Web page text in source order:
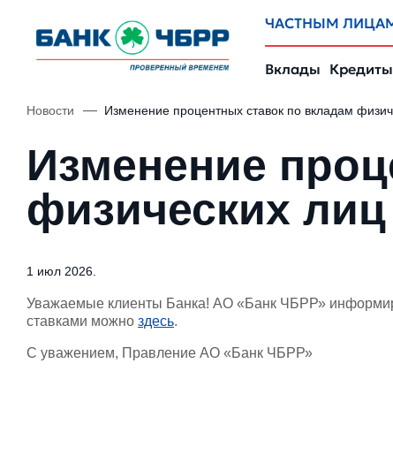
ЧАСТНЫМ
Вклады Кредиты
Новости Изменение процентных ставок по вкладам
Изменение
физических лиц
1 июл 2026.
Уважаемые клиенты Банка! АО «Банк ЧБРР»
ставками можно здесь.
С уважением, Правление АО «Банк ЧБРР»